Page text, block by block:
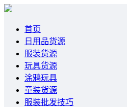
首页
日用品货源
服装货源
玩具货源
涂鸦玩具
童装货源
服装批发技巧